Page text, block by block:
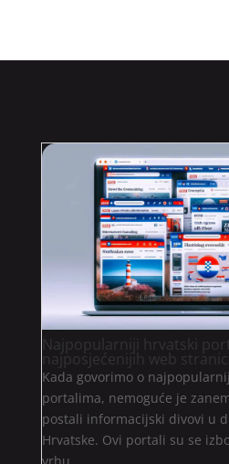
Najpopularniji hrvatski
najposjećenijih web
Kada govorimo o
portalima, nemoguće je
postali informacijski divovi u
Hrvatske. Ovi portali su se
vrhu